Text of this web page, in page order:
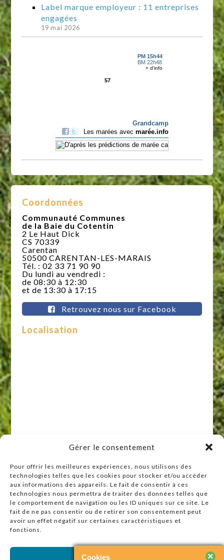
Gérer le consentement
Pour offrir les meilleures expériences, nous utilisons des
technologies telles que les cookies pour stocker et/ou accéder
aux informations des appareils. Le fait de consentir à ces
technologies nous permettra de traiter des données telles que
le comportement de navigation ou les ID uniques sur ce site. Le
fait de ne pas consentir ou de retirer son consentement peut
avoir un effet négatif sur certaines caractéristiques et
fonctions.
Label marque employeur : 11 entreprises
engagées
19 mai 2026
Coordonnées
Communauté Communes
de la Baie du Cotentin
2 Le Haut Dick
CS 70339
Carentan
50500 CARENTAN-LES-MARAIS
Tél. : 02 33 71 90 90
Du lundi au vendredi :
de 08:30 à 12:30
et de 13:30 à 17:15
Retrouvez nous sur Facebook
Localisation
Raccourcis
Accueil
Actualités
Agenda
Plan du site
Cookies ×